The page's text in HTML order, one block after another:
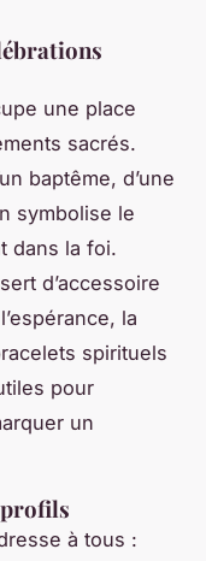
une place
sacrés.
baptême, d’une
symbolise le
dans la foi.
sert d’accessoire
la
spirituels
pour
un
à tous :